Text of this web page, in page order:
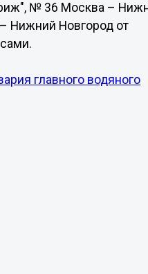
№ 36 Москва –
Нижний Новгород от
главного водяного